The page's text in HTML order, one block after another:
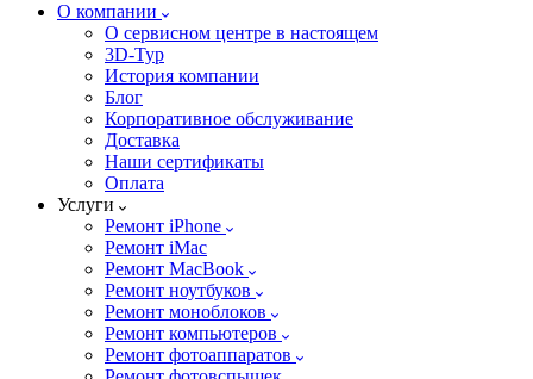
О компании
О сервисном центре в настоящем
3D-Тур
История компании
Блог
Корпоративное обслуживание
Доставка
Наши сертификаты
Оплата
Услуги
Ремонт iPhone
Ремонт iMac
Ремонт MacBook
Ремонт ноутбуков
Ремонт моноблоков
Ремонт компьютеров
Ремонт фотоаппаратов